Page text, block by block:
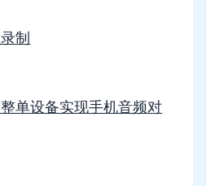
制
单设备实现手机音频对